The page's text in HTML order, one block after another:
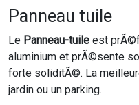
Panneau tuile
Le Panneau-tuile est
aluminium et prÃ©sente
forte soliditÃ©. La
jardin ou un parking.